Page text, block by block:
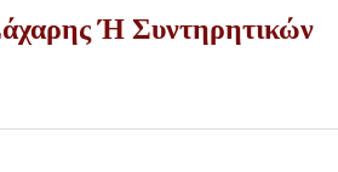
Ή Συντηρητικών